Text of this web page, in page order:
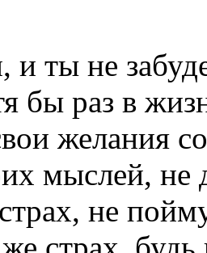
ты не
бы раз в
желания
мыслей, не
не